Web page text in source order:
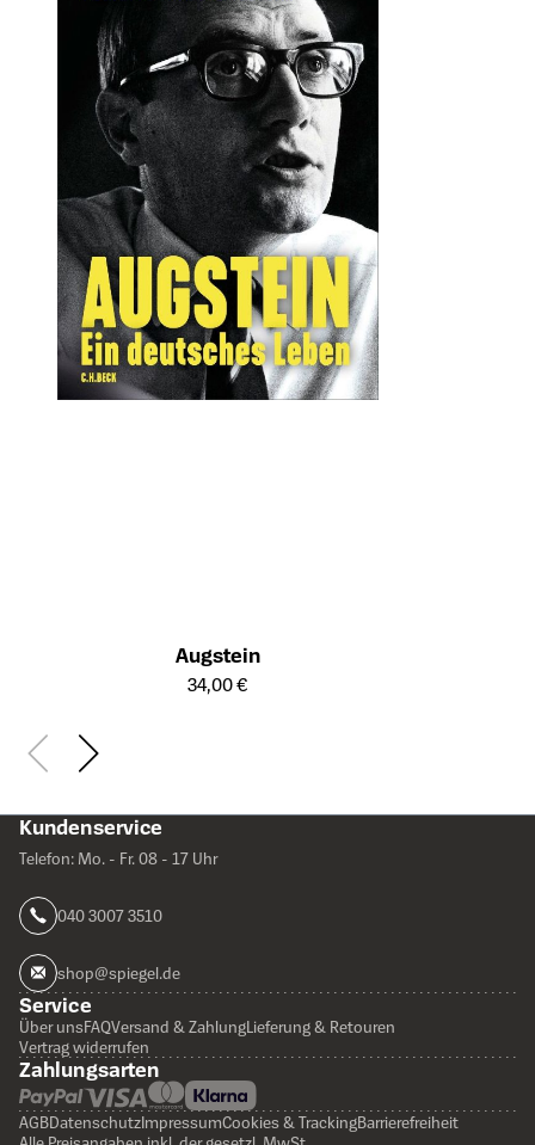
Augstein
Öffnet die Detailseite des Produkts
34,00 €
Kundenservice
Telefon: Mo. - Fr. 08 - 17 Uhr
040 3007 3510
shop@spiegel.de
Service
Über unsFAQVersand & ZahlungLieferung & Retouren
Vertrag widerrufen
Zahlungsarten
AGBDatenschutzImpressumCookies & TrackingBarrierefreiheit